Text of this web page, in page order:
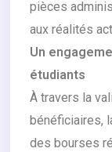
pièces
aux réalités
Un
étudiants
À travers la
bénéficiaires,
des bourses